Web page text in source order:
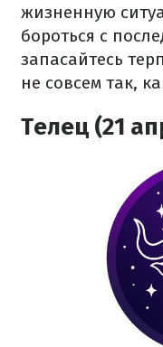
жизненную
бороться с
запасайтесь
не совсем так,
Телец (21